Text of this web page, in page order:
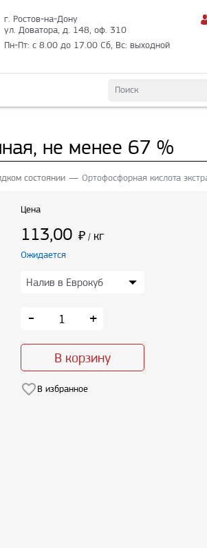
г. Ростов-на-Дону
ул. Доватора, д. 148, оф. 310
Пн-Пт: с 8.00 до 17.00 Сб, Вс: выходной
не менее 67 %
состоянии Ортофосфорная кислота
Цена
113,00 ₽ / кг
Ожидается
- +
В корзину
В избранное